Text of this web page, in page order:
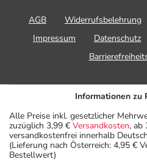
AGB Widerrufsbelehrung
Impressum
Datenschutz
Informationen zu
Alle Preise inkl. gesetzlicher
zuzüglich 3,99 € Versandkosten, ab
versandkostenfrei innerhalb
(Lieferung nach Österreich: 4,95 €
Bestellwert)